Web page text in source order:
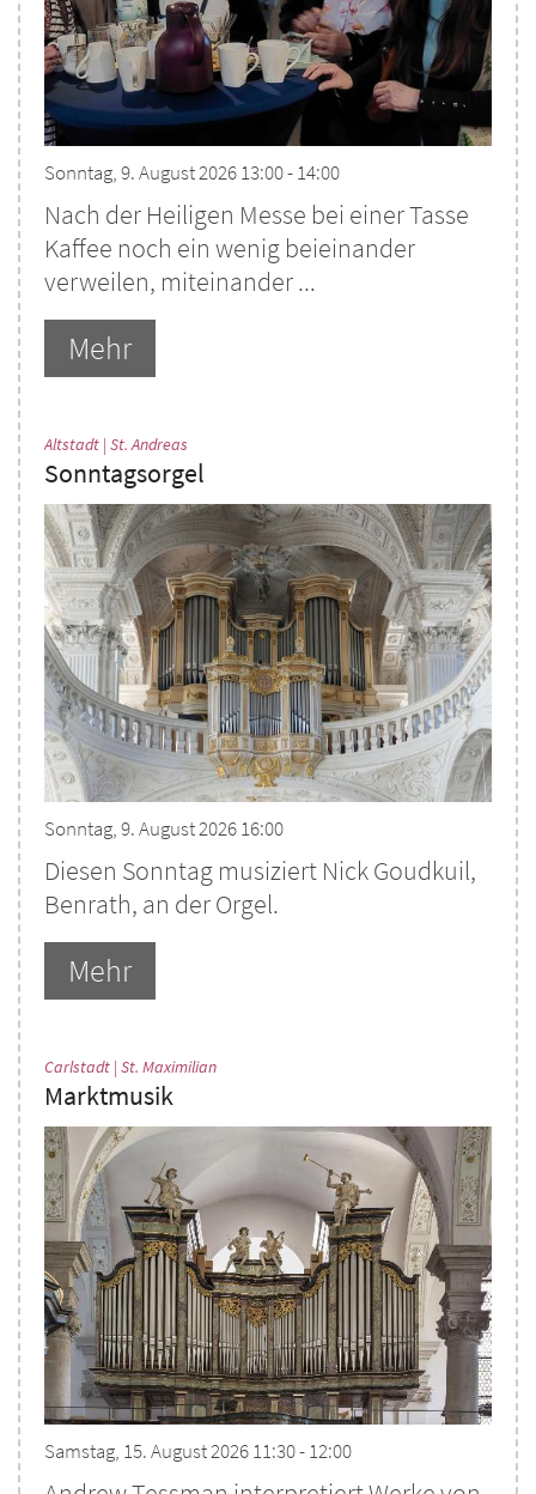
Sonntag, 9. August 2026 13:00 - 14:00
Nach der Heiligen Messe bei einer Tasse
Kaffee noch ein wenig beieinander
verweilen, miteinander ...
Mehr
Altstadt | St. Andreas
Sonntagsorgel
Sonntag, 9. August 2026 16:00
Diesen Sonntag musiziert Nick Goudkuil,
Benrath, an der Orgel.
Mehr
Carlstadt | St. Maximilian:
Marktmusik
Samstag, 15. August 2026 11:30 - 12:00